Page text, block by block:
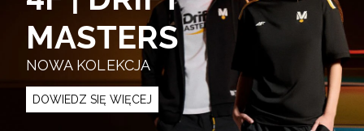
MASTERS
NOWA KOLEKCJA
DOWIEDZ SIĘ WIĘCEJ
Chorwacki / EUR
Czeski / CZK
Litewski / EUR